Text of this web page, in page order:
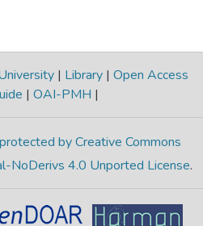
| Library | Open Access
| OAI-PMH |
by Creative Commons
NoDerivs 4.0 Unported License.